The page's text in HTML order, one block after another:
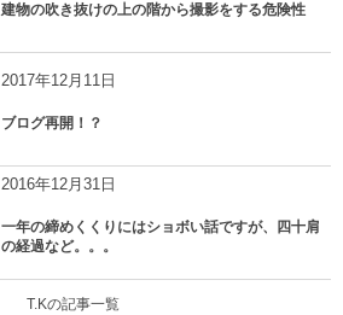
建物の吹き抜けの上の階から撮影をする危険性
2017年12月11日
ブログ再開！？
2016年12月31日
一年の締めくくりにはショボい話ですが、四十肩
の経過など。。。
T.Kの記事一覧